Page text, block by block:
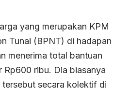
yang merupakan KPM
Tunai (BPNT) di hadapan
menerima total bantuan
Rp600 ribu. Dia biasanya
tersebut secara kolektif di